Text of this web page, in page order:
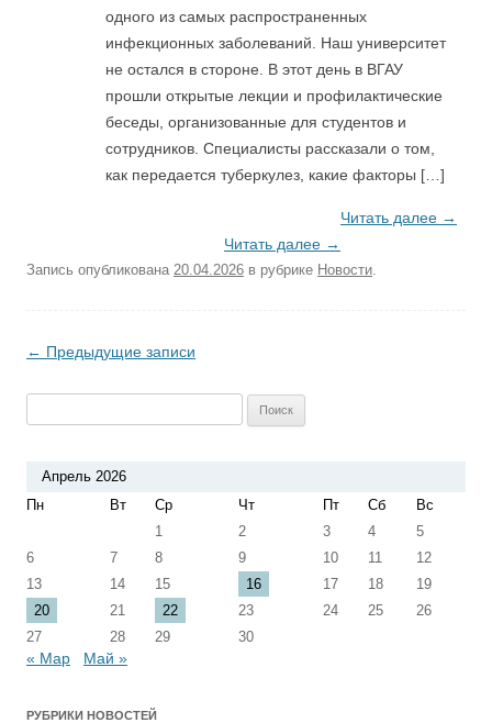
одного из самых распространенных
инфекционных заболеваний. Наш университет
не остался в стороне. В этот день в ВГАУ
прошли открытые лекции и профилактические
беседы, организованные для студентов и
сотрудников. Специалисты рассказали о том,
как передается туберкулез, какие факторы […]
Читать далее →
Читать далее →
Запись опубликована 20.04.2026 в рубрике Новости
Навигация по записям
← Предыдущие записи
Апрель 2026
Пн
Вт Ср Чт Пт Сб
Вс
1
2 3 4
5
6
7 8 9 10 11
12
13
14 15 16 17 18
19
20
21 22 23 24 25
26
27
28 29 30
« Мар Май »
РУБРИКИ НОВОСТЕЙ